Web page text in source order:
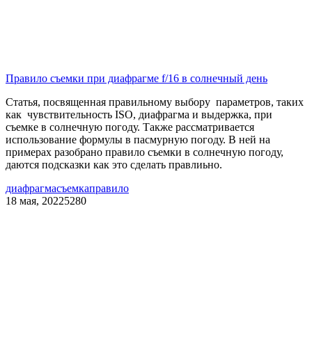
Правило съемки при диафрагме f/16 в солнечный день
Статья, посвященная правильному выбору параметров, таких
как чувствительность ISO, диафрагма и выдержка, при
съемке в солнечную погоду. Также рассматривается
использование формулы в пасмурную погоду. В ней на
примерах разобрано правило съемки в солнечную погоду,
даются подсказки как это сделать правлиьно.
диафрагмасъемкаправило
18 мая, 20225280